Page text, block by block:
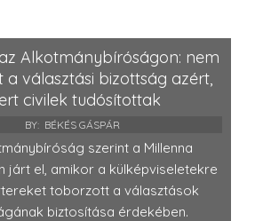
Alkotmánybíróságon: nem
a választási bizottság azért,
civilek tudósítottak
BY: BÉKÉS GÁSPÁR
szerint a Millenna
járt el, amikor a külképviseletekre
toborzott a választások
biztosítása érdekében.